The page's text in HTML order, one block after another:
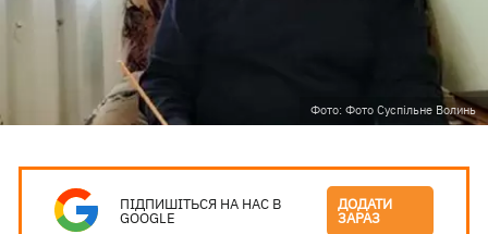
Фото: Фото Суспільне Волинь
ПІДПИШІТЬСЯ НА НАС В
GOOGLE
ДОДАТИ
ЗАРАЗ